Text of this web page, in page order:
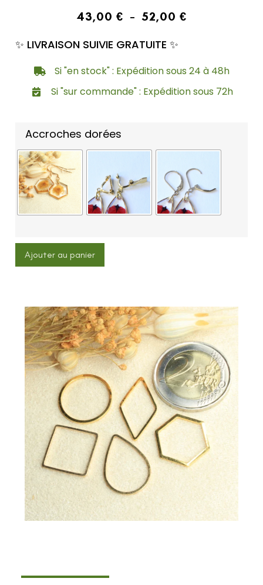
43,00 € – 52,00 €
✨ LIVRAISON SUIVIE GRATUITE ✨
Si "en stock" : Expédition sous 24 à 48h
Si "sur commande" : Expédition sous 72h
Accroches dorées
Ajouter au panier